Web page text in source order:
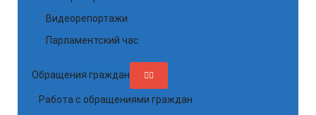
Видеорепортажи
Парламентский час
Обращения граждан
Работа с обращениями граждан